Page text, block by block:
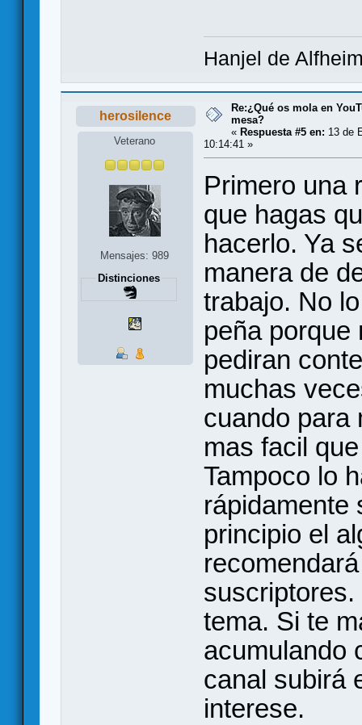
Hanjel de
herosilence
Veterano
Mensajes: 989
Distinciones
Re:¿Qué os mola en
mesa?
« Respuesta #5 en: 13 de
10:14:41 »
Primero una
que hagas
hacerlo. Ya
manera de
trabajo. No
peña porque
pediran
muchas
cuando para
mas facil
Tampoco lo
rápidamente
principio el
tema. Si te
acumulando
canal subirá
interese.